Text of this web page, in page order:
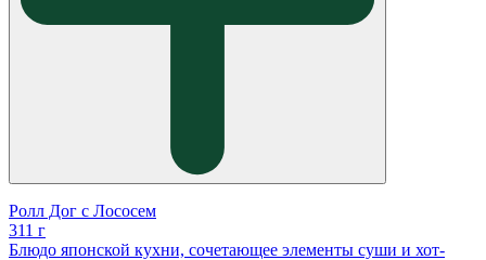
Ролл Дог с Лососем
311 г
Блюдо японской кухни, сочетающее элементы суши и хот-